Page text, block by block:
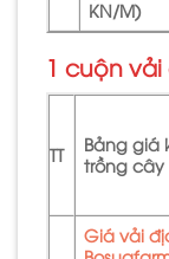
KN/M)
1 cuộn
TT
Bảng giá
trồng
Giá vải